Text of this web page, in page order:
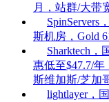
月，站群/大带
SpinServers
斯机房，Gold
Sharktech
惠低至$47.7/年
斯维加斯/芝加
lightlayer，